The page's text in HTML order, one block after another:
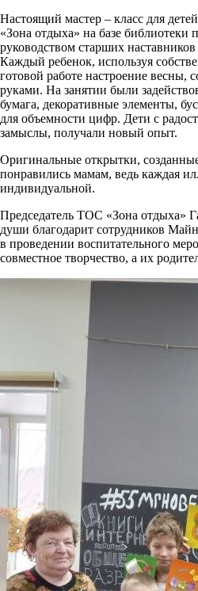
Настоящий мастер – класс для
«Зона отдыха» на базе
руководством старших
Каждый ребенок, используя
готовой работе настроение весны,
руками. На занятии были
бумага, декоративные элементы,
для объемности цифр. Дети с
замыслы, получали новый опыт.
Оригинальные открытки,
понравились мамам, ведь каждая
индивидуальной.
Председатель ТОС «Зона отдыха»
души благодарит сотрудников
в проведении воспитательного
совместное творчество, а их